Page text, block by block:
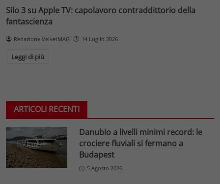
Silo 3 su Apple TV: capolavoro contraddittorio della
fantascienza
Redazione VelvetMAG 14 Luglio 2026
Leggi di più
ARTICOLI RECENTI
Danubio a livelli minimi record: le
crociere fluviali si fermano a
Budapest
5 Agosto 2026